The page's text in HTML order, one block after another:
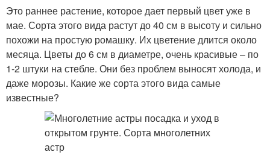
Это раннее растение, которое дает первый цвет уже в
мае. Сорта этого вида растут до 40 см в высоту и сильно
похожи на простую ромашку. Их цветение длится около
месяца. Цветы до 6 см в диаметре, очень красивые – по
1-2 штуки на стебле. Они без проблем выносят холода, и
даже морозы. Какие же сорта этого вида самые
известные?